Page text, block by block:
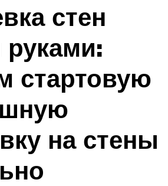
стен
стартовую
на стены